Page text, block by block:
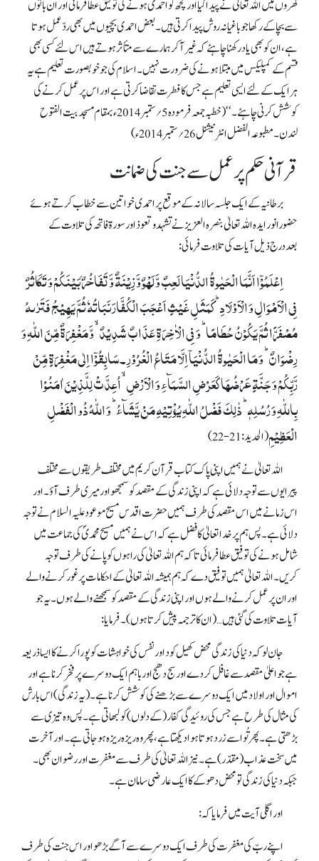
گھروں میں اللہ تعالیٰ نے پیدا کیا اور کچھ کو احمدی ہونے کی توفیق عطا فرمائی اور ان باتوں
سے بچا کے رکھا جو باغیانہ روش پیدا کرتی ہیں۔ بعض احمدی بچیوں میں بھی ردّعمل ہوتا
ہے، ان کو بھی یاد رکھنا چاہئے کہ غیر آکر ہمارے سے متأثر ہوتے ہیں اس لئے کسی بھی
قسم کے کمپلیکس میں مبتلا ہونے کی ضرورت نہیں۔ اسلام کی جو خوبصورت تعلیم ہے یہ
ہر ایک کے لئے ایسی تعلیم ہے جس کا فطرت تقاضا کرتی ہے اور اس پر عمل کرنے کی
کوشش کرنی چاہئے۔ ‘‘(خطبہ جمعہ فرمودہ 5؍ستمبر 2014ء بمقام مسجدبیت الفتوح
لندن۔ مطبوعہ الفضل انٹرنیشنل 26؍ستمبر 2014ء)
قرآنی حکم پرعمل سےجنت کی ضمانت
برطانیہ کے ایک جلسہ سالانہ کے موقع پر احمدی خواتین سے خطاب کرتے ہوئے
حضورانور ایدہ اللہ تعالیٰ بنصرہ العزیز نے تشہد و تعوذ اور سورۃ فاتحہ کی تلاوت کے
بعددرج ذیل آیات کی تلاوت فرمائی:
اِعۡلَمُوۡۤا اَنَّمَا الۡحَیٰوۃُ الدُّنۡیَا لَعِبٌ وَّ لَہۡوٌ وَّ زِیۡنَۃٌ وَّ تَفَاخُرٌۢ بَیۡنَکُمۡ وَ تَکَاثُرٌ
فِی الۡاَمۡوَالِ وَ الۡاَوۡلَادِ ؕ کَمَثَلِ غَیۡثٍ اَعۡجَبَ الۡکُفَّارَ نَبَاتُہٗ ثُمَّ یَہِیۡجُ فَتَرٰٮہُ
مُصۡفَرًّا ثُمَّ یَکُوۡنُ حُطَامًا ؕ وَ فِی الۡاٰخِرَۃِ عَذَابٌ شَدِیۡدٌ ۙ وَّ مَغۡفِرَۃٌ مِّنَ اللّٰہِ وَ
رِضۡوَانٌ ؕ وَ مَا الۡحَیٰوۃُ الدُّنۡیَاۤ اِلَّا مَتَاعُ الۡغُرُوۡرِ ۔سَابِقُوۡۤا اِلٰی مَغۡفِرَۃٍ مِّنۡ
رَّبِّکُمۡ وَ جَنَّۃٍ عَرۡضُہَا کَعَرۡضِ السَّمَآءِ وَ الۡاَرۡضِ ۙ اُعِدَّتۡ لِلَّذِیۡنَ اٰمَنُوۡا
بِاللّٰہِ وَ رُسُلِہٖ ؕ ذٰلِکَ فَضۡلُ اللّٰہِ یُؤۡتِیۡہِ مَنۡ یَّشَآءُ ؕ وَ اللّٰہُ ذُو الۡفَضۡلِ
الۡعَظِیۡمِ(الحدید: 21-22)
اللہ تعالیٰ نے ہمیں اپنی پاک کتاب قرآن کریم میں مختلف طریقوں سے مختلف
پیرایوں سے توجہ دلائی ہے کہ اپنی زندگی کے مقصد کو سمجھو اور میری طرف آؤ۔ اور
اس زمانے میں اس مقصد کی طرف ہمیں حضرت اقدس مسیح موعود علیہ السلام نے توجہ
دلائی ہے۔ پس ہم پر خداتعالیٰ کا فضل ہے کہ اس نے ہمیں مسیح محمدیؐ کی جماعت میں
شامل ہونے کی توفیق عطا فرمائی تاکہ ہم اللہ تعالیٰ کی راہوں کو پانے کی طرف توجہ
کریں۔ اللہ تعالیٰ ہمیں توفیق دے کہ ہم ہمیشہ اللہ تعالیٰ کے احکامات پر غور کرنے والے
اور ان پر عمل کرنے والے ہوں اور اپنی زندگی کے مقصد کو سمجھنے والے ہوں۔ یہ جو
آیات تلاوت کی گئی ہیں …(ان کا ترجمہ پیش کرتا ہوں )۔ فرمایا:
جان لو کہ دنیا کی زندگی محض کھیل کود اور نفس کی خواہشات کو پورا کرنے کا ایسا ذریعہ
ہے جو اعلیٰ مقصد سے غافل کردے اور سج دھج اور باہم ایک دوسرے پر فخر کرنا ہے اور
اموال اور اولاد میں ایک دوسرے سے بڑھنے کی کوشش کرنا ہے۔ (یہ زندگی) اس بارش
کی مثال کی طرح ہے جس کی روئیدگی کفار(کے دلوں ) کو لبھاتی ہے۔ پس وہ تیزی سے
بڑھتی ہے۔ پھر تُو اسے زرد ہوتا ہوا دیکھتا ہے، پھر وہ ریزہ ریزہ ہوجاتی ہے۔ اور آخرت
میں سخت عذاب(مقدّر) ہے۔ نیز اللہ تعالیٰ کی طرف سے مغفرت اور رضوان بھی۔
جبکہ دنیا کی زندگی تو محض دھوکے کا ایک عارضی سامان ہے۔
اور اگلی آیت میں فرمایا کہ:
اپنے ربّ کی مغفرت کی طرف ایک دوسرے سے آگے بڑھو اور اس جنت کی طرف